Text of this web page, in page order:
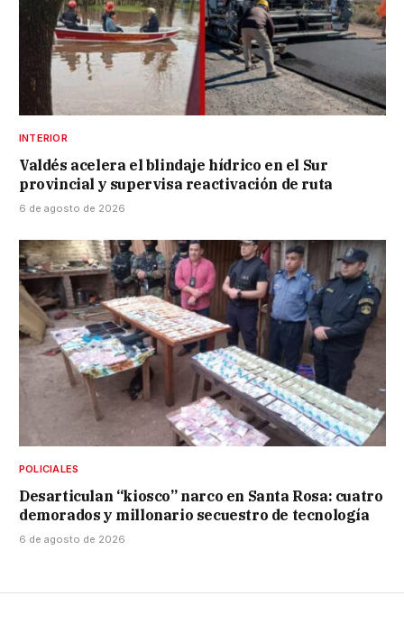
INTERIOR
Valdés acelera el blindaje hídrico en el Sur
provincial y supervisa reactivación de ruta
6 de agosto de 2026
POLICIALES
Desarticulan “kiosco” narco en Santa Rosa: cuatro
demorados y millonario secuestro de tecnología
6 de agosto de 2026